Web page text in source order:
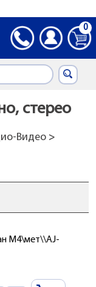
0
стерео
Видео>
М4\мет\\AJ-